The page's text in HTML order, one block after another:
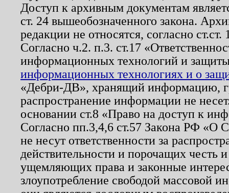
Доступ к архивным документам
ст. 24 вышеобозначенного закона.
редакции не относятся, согласно
Согласно ч.2. п.3. ст.17
информационных технологий и
информационных технологиях и о
«Дебри-ДВ», хранящий информацию,
распространение информации не
основании ст.8 «Право на доступ к
Согласно пп.3,4,6 ст.57 Закона РФ «О
не несут ответственности за
действительности и порочащих честь
ущемляющих права и законные
злоупотребление свободой массовой